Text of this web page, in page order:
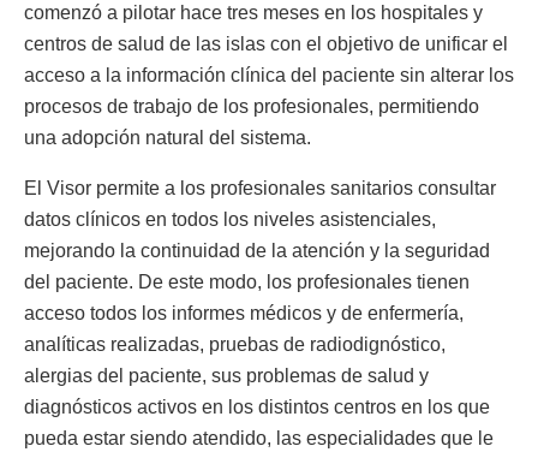
comenzó a pilotar hace tres meses en los hospitales y
centros de salud de las islas con el objetivo de unificar el
acceso a la información clínica del paciente sin alterar los
procesos de trabajo de los profesionales, permitiendo
una adopción natural del sistema.
El Visor permite a los profesionales sanitarios consultar
datos clínicos en todos los niveles asistenciales,
mejorando la continuidad de la atención y la seguridad
del paciente. De este modo, los profesionales tienen
acceso todos los informes médicos y de enfermería,
analíticas realizadas, pruebas de radiodignóstico,
alergias del paciente, sus problemas de salud y
diagnósticos activos en los distintos centros en los que
pueda estar siendo atendido, las especialidades que le